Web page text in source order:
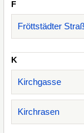
F
Fröttstädter
K
Kirchgasse
Kirchrasen